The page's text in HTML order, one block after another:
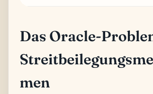
Das Oracle-
men